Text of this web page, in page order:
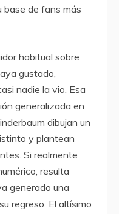
base de fans más
habitual sobre
gustado,
nadie la vio. Esa
generalizada en
dibujan un
y plantean
Si realmente
resulta
generado una
regreso. El altísimo